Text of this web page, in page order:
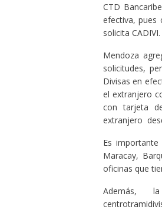
CTD
efectiva, pues
solicita CADIVI.
Mendoza
solicitudes,
Divisas en
el extranjero
con tarjeta
extranjero
Es
Maracay,
oficinas que
Además,